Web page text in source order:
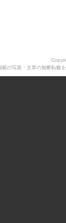
載の写真・文章の無断転載